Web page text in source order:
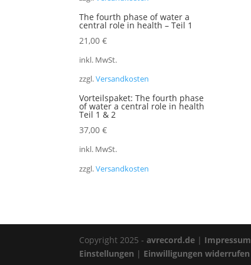
The fourth phase of water a
central role in health – Teil 1
21,00€
inkl. MwSt.
zzgl.Versandkosten
Vorteilspaket: The fourth phase
of water a central role in health
Teil 1 & 2
37,00€
inkl. MwSt.
zzgl.Versandkosten
Copyright 2025 -avrecord.de | Impressum
Einstellungen | Einwilligungen widerrufen